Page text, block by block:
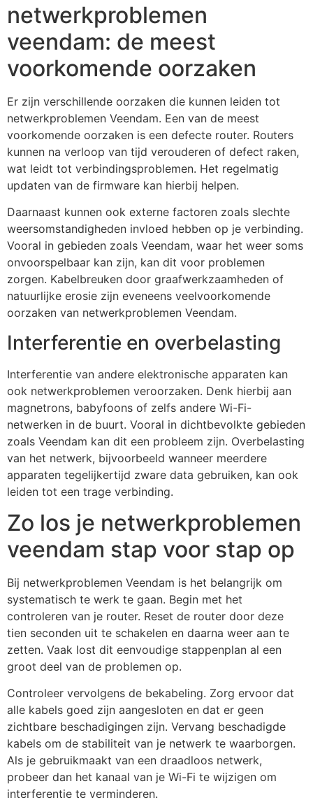
netwerkproblemen
veendam: de meest
voorkomende oorzaken
Er zijn verschillende oorzaken die kunnen leiden tot
netwerkproblemen Veendam. Een van de meest
voorkomende oorzaken is een defecte router. Routers
kunnen na verloop van tijd verouderen of defect raken,
wat leidt tot verbindingsproblemen. Het regelmatig
updaten van de firmware kan hierbij helpen.
Daarnaast kunnen ook externe factoren zoals slechte
weersomstandigheden invloed hebben op je verbinding.
Vooral in gebieden zoals Veendam, waar het weer soms
onvoorspelbaar kan zijn, kan dit voor problemen
zorgen. Kabelbreuken door graafwerkzaamheden of
natuurlijke erosie zijn eveneens veelvoorkomende
oorzaken van netwerkproblemen Veendam.
Interferentie en overbelasting
Interferentie van andere elektronische apparaten kan
ook netwerkproblemen veroorzaken. Denk hierbij aan
magnetrons, babyfoons of zelfs andere Wi-Fi-
netwerken in de buurt. Vooral in dichtbevolkte gebieden
zoals Veendam kan dit een probleem zijn. Overbelasting
van het netwerk, bijvoorbeeld wanneer meerdere
apparaten tegelijkertijd zware data gebruiken, kan ook
leiden tot een trage verbinding.
Zo los je netwerkproblemen
veendam stap voor stap op
Bij netwerkproblemen Veendam is het belangrijk om
systematisch te werk te gaan. Begin met het
controleren van je router. Reset de router door deze
tien seconden uit te schakelen en daarna weer aan te
zetten. Vaak lost dit eenvoudige stappenplan al een
groot deel van de problemen op.
Controleer vervolgens de bekabeling. Zorg ervoor dat
alle kabels goed zijn aangesloten en dat er geen
zichtbare beschadigingen zijn. Vervang beschadigde
kabels om de stabiliteit van je netwerk te waarborgen.
Als je gebruikmaakt van een draadloos netwerk,
probeer dan het kanaal van je Wi-Fi te wijzigen om
interferentie te verminderen.